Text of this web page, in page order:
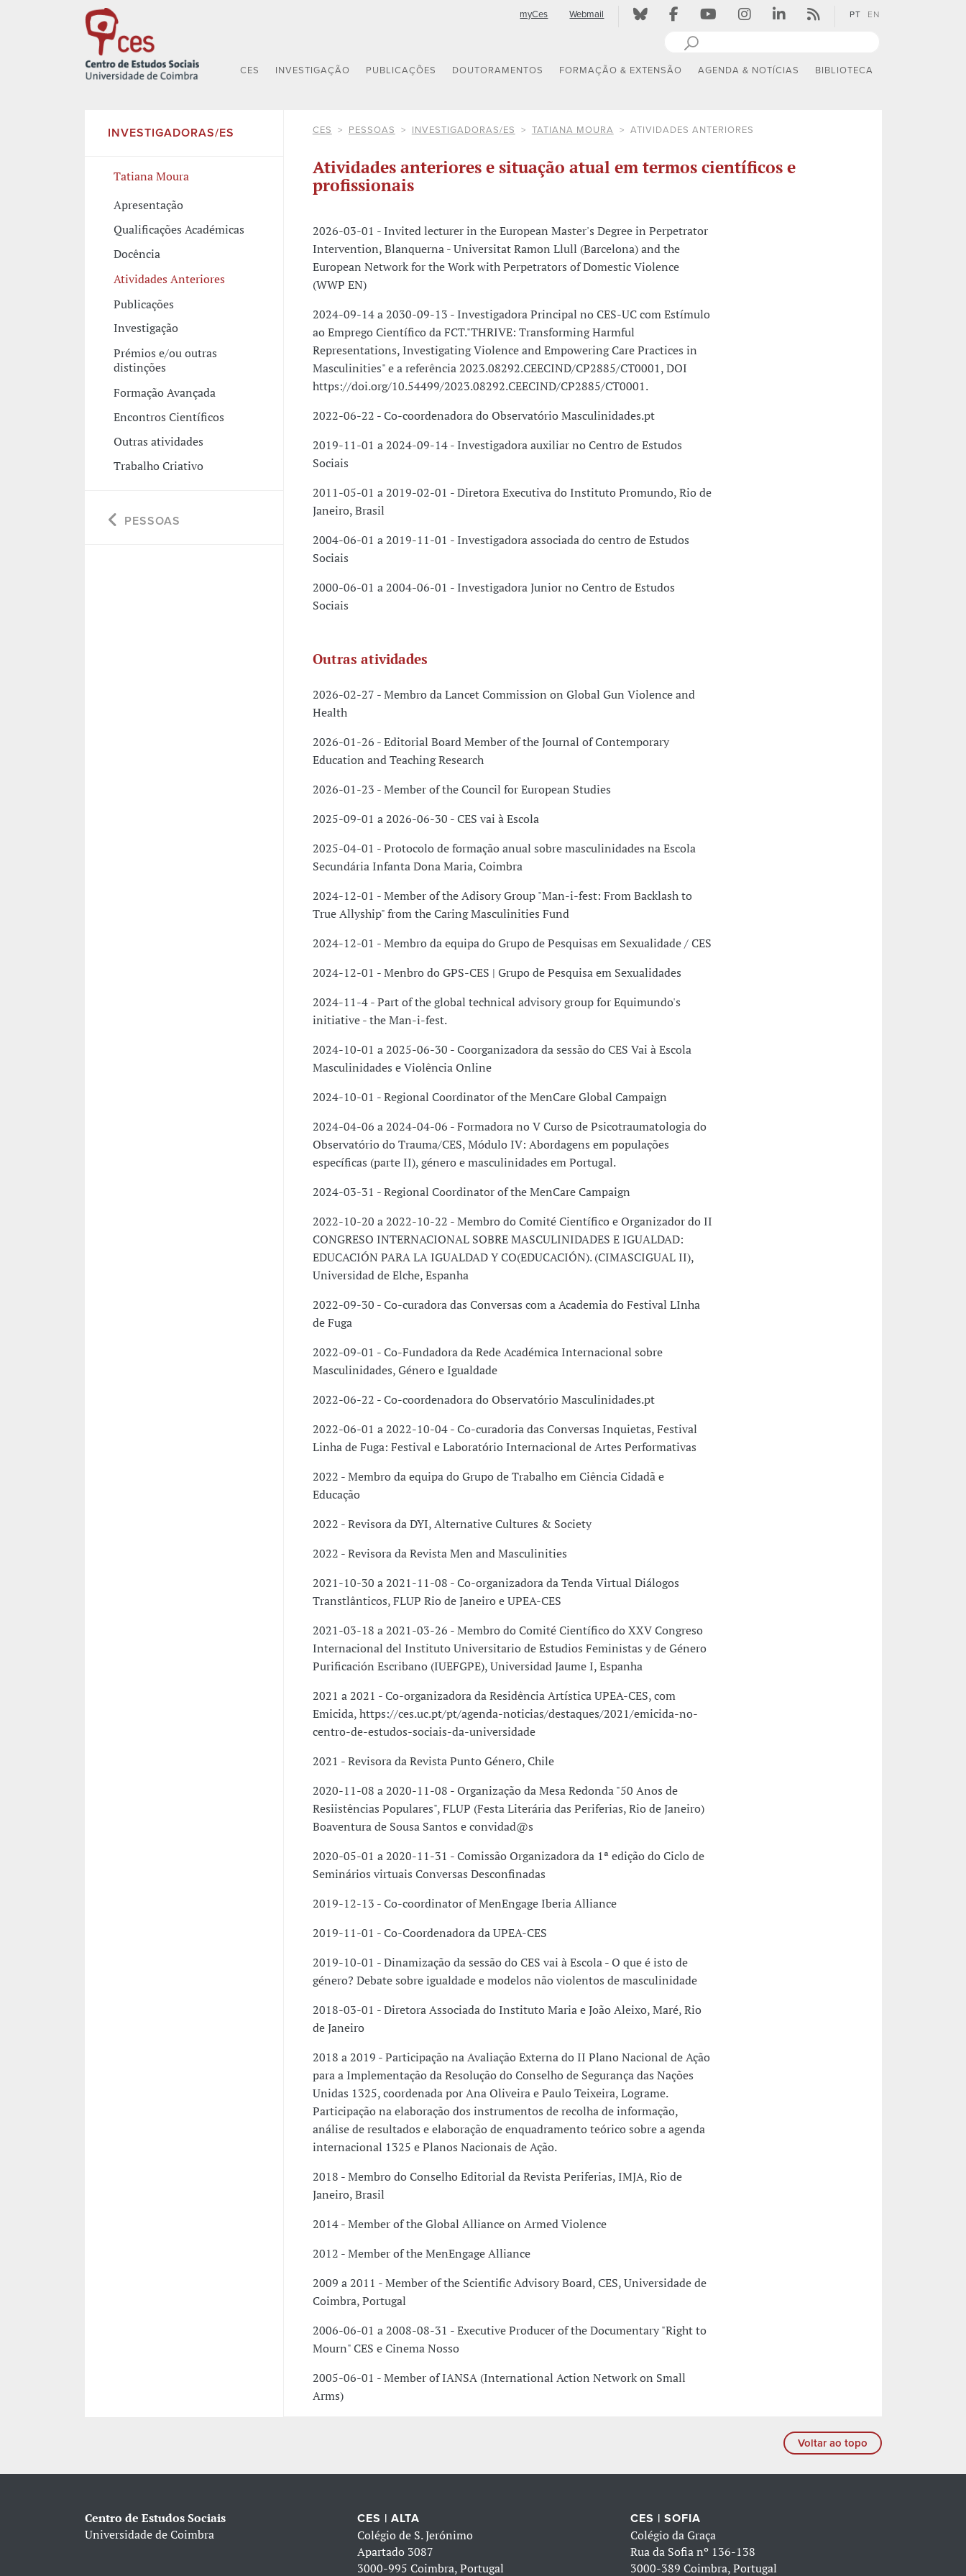
myCes Webmail PT EN
CES INVESTIGAÇÃO PUBLICAÇÕES DOUTORAMENTOS FORMAÇÃO & EXTENSÃO AGENDA & NOTÍCIAS BIBLIOTECA
INVESTIGADORAS/ES
Tatiana Moura
Apresentação
Qualificações Académicas
Docência
Atividades Anteriores
Publicações
Investigação
Prémios e/ou outras
distinções
Formação Avançada
Encontros Científicos
Outras atividades
Trabalho Criativo
PESSOAS
CES PESSOAS INVESTIGADORAS/ES TATIANA MOURA ATIVIDADES ANTERIORES
Atividades anteriores e situação atual em termos científicos e
profissionais
2026-03-01 - Invited lecturer in the European Master's Degree in Perpetrator
Intervention, Blanquerna - Universitat Ramon Llull (Barcelona) and the
European Network for the Work with Perpetrators of Domestic Violence
(WWP EN)
2024-09-14 a 2030-09-13 - Investigadora Principal no CES-UC com Estímulo
ao Emprego Científico da FCT."THRIVE: Transforming Harmful
Representations, Investigating Violence and Empowering Care Practices in
Masculinities" e a referência 2023.08292.CEECIND/CP2885/CT0001, DOI
https://doi.org/10.54499/2023.08292.CEECIND/CP2885/CT0001.
2022-06-22 - Co-coordenadora do Observatório Masculinidades.pt
2019-11-01 a 2024-09-14 - Investigadora auxiliar no Centro de Estudos
Sociais
2011-05-01 a 2019-02-01 - Diretora Executiva do Instituto Promundo, Rio de
Janeiro, Brasil
2004-06-01 a 2019-11-01 - Investigadora associada do centro de Estudos
Sociais
2000-06-01 a 2004-06-01 - Investigadora Junior no Centro de Estudos
Sociais
Outras atividades
2026-02-27 - Membro da Lancet Commission on Global Gun Violence and
Health
2026-01-26 - Editorial Board Member of the Journal of Contemporary
Education and Teaching Research
2026-01-23 - Member of the Council for European Studies
2025-09-01 a 2026-06-30 - CES vai à Escola
2025-04-01 - Protocolo de formação anual sobre masculinidades na Escola
Secundária Infanta Dona Maria, Coimbra
2024-12-01 - Member of the Adisory Group "Man-i-fest: From Backlash to
True Allyship" from the Caring Masculinities Fund
2024-12-01 - Membro da equipa do Grupo de Pesquisas em Sexualidade / CES
2024-12-01 - Menbro do GPS-CES | Grupo de Pesquisa em Sexualidades
2024-11-4 - Part of the global technical advisory group for Equimundo's
initiative - the Man-i-fest.
2024-10-01 a 2025-06-30 - Coorganizadora da sessão do CES Vai à Escola
Masculinidades e Violência Online
2024-10-01 - Regional Coordinator of the MenCare Global Campaign
2024-04-06 a 2024-04-06 - Formadora no V Curso de Psicotraumatologia do
Observatório do Trauma/CES, Módulo IV: Abordagens em populações
específicas (parte II), género e masculinidades em Portugal.
2024-03-31 - Regional Coordinator of the MenCare Campaign
2022-10-20 a 2022-10-22 - Membro do Comité Científico e Organizador do II
CONGRESO INTERNACIONAL SOBRE MASCULINIDADES E IGUALDAD:
EDUCACIÓN PARA LA IGUALDAD Y CO(EDUCACIÓN). (CIMASCIGUAL II),
Universidad de Elche, Espanha
2022-09-30 - Co-curadora das Conversas com a Academia do Festival LInha
de Fuga
2022-09-01 - Co-Fundadora da Rede Académica Internacional sobre
Masculinidades, Género e Igualdade
2022-06-22 - Co-coordenadora do Observatório Masculinidades.pt
2022-06-01 a 2022-10-04 - Co-curadoria das Conversas Inquietas, Festival
Linha de Fuga: Festival e Laboratório Internacional de Artes Performativas
2022 - Membro da equipa do Grupo de Trabalho em Ciência Cidadã e
Educação
2022 - Revisora da DYI, Alternative Cultures & Society
2022 - Revisora da Revista Men and Masculinities
2021-10-30 a 2021-11-08 - Co-organizadora da Tenda Virtual Diálogos
Transtlânticos, FLUP Rio de Janeiro e UPEA-CES
2021-03-18 a 2021-03-26 - Membro do Comité Científico do XXV Congreso
Internacional del Instituto Universitario de Estudios Feministas y de Género
Purificación Escribano (IUEFGPE), Universidad Jaume I, Espanha
2021 a 2021 - Co-organizadora da Residência Artística UPEA-CES, com
Emicida, https://ces.uc.pt/pt/agenda-noticias/destaques/2021/emicida-no-
centro-de-estudos-sociais-da-universidade
2021 - Revisora da Revista Punto Género, Chile
2020-11-08 a 2020-11-08 - Organização da Mesa Redonda "50 Anos de
Resiistências Populares", FLUP (Festa Literária das Periferias, Rio de Janeiro)
Boaventura de Sousa Santos e convidad@s
2020-05-01 a 2020-11-31 - Comissão Organizadora da 1ª edição do Ciclo de
Seminários virtuais Conversas Desconfinadas
2019-12-13 - Co-coordinator of MenEngage Iberia Alliance
2019-11-01 - Co-Coordenadora da UPEA-CES
2019-10-01 - Dinamização da sessão do CES vai à Escola - O que é isto de
género? Debate sobre igualdade e modelos não violentos de masculinidade
2018-03-01 - Diretora Associada do Instituto Maria e João Aleixo, Maré, Rio
de Janeiro
2018 a 2019 - Participação na Avaliação Externa do II Plano Nacional de Ação
para a Implementação da Resolução do Conselho de Segurança das Nações
Unidas 1325, coordenada por Ana Oliveira e Paulo Teixeira, Lograme.
Participação na elaboração dos instrumentos de recolha de informação,
análise de resultados e elaboração de enquadramento teórico sobre a agenda
internacional 1325 e Planos Nacionais de Ação.
2018 - Membro do Conselho Editorial da Revista Periferias, IMJA, Rio de
Janeiro, Brasil
2014 - Member of the Global Alliance on Armed Violence
2012 - Member of the MenEngage Alliance
2009 a 2011 - Member of the Scientific Advisory Board, CES, Universidade de
Coimbra, Portugal
2006-06-01 a 2008-08-31 - Executive Producer of the Documentary "Right to
Mourn" CES e Cinema Nosso
2005-06-01 - Member of IANSA (International Action Network on Small
Arms)
Voltar ao topo
Centro de Estudos Sociais
Universidade de Coimbra
CES | ALTA
Colégio de S. Jerónimo
Apartado 3087
3000-995 Coimbra, Portugal
CES | SOFIA
Colégio da Graça
Rua da Sofia nº 136-138
3000-389 Coimbra, Portugal